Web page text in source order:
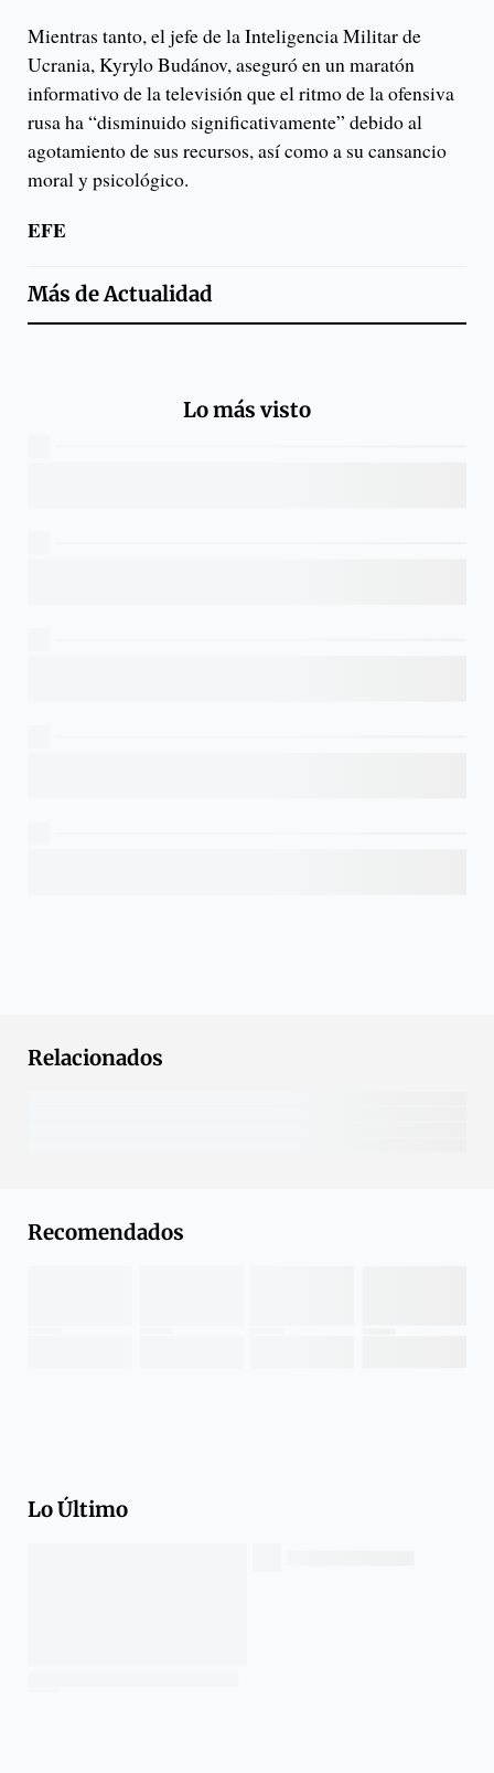
Mientras tanto, el jefe de la Inteligencia Militar de
Ucrania, Kyrylo Budánov, aseguró en un maratón
informativo de la televisión que el ritmo de la ofensiva
rusa ha “disminuido significativamente” debido al
agotamiento de sus recursos, así como a su cansancio
moral y psicológico.
EFE
Más deActualidad
Lo más visto
Relacionados
Recomendados
Lo Último